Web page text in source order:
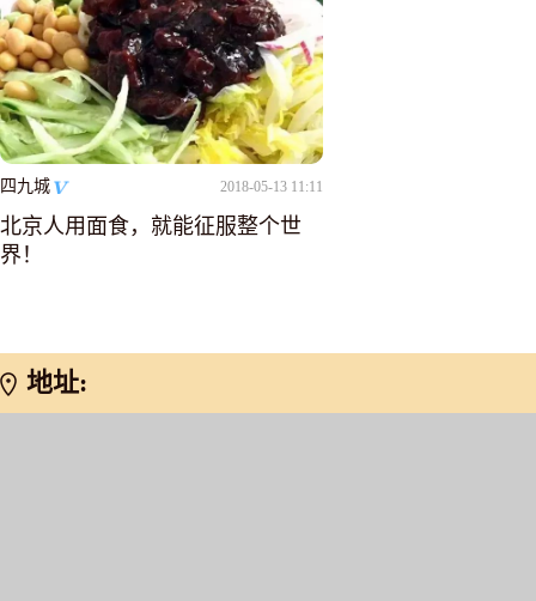
四九城 2018-05-13 11:11
北京人用面食，就能征服整个世
界！
地址: